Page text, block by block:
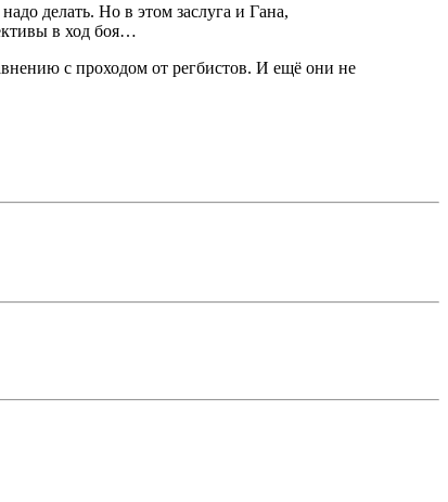
делать. Но в этом заслуга и Гана,
в ход боя…
с проходом от регбистов. И ещё они не